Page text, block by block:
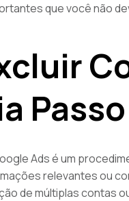
que você não
Ads é um
relevantes ou
de múltiplas contas